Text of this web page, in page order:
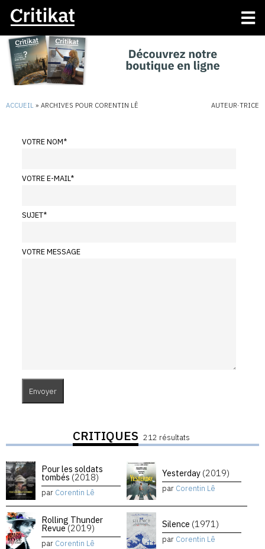
ACCUEIL » ARCHIVES POUR CORENTIN LÊ AUTEUR·TRICE
VOTRE NOM*
VOTRE E-MAIL*
SUJET*
VOTRE MESSAGE
CRITIQUES 212 résultats
Pour les soldats
tombés (2018)
par Corentin Lê
Yesterday (2019)
par Corentin Lê
Rolling Thunder
Revue(2019)
par Corentin Lê
Silence (1971)
par Corentin Lê